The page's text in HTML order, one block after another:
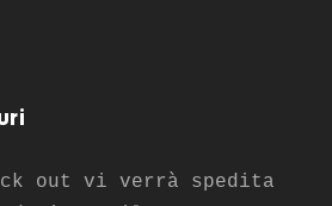
out vi verrà spedita